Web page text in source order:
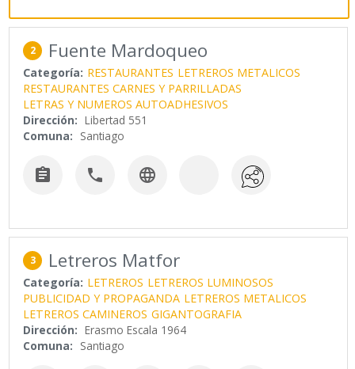
2 Fuente Mardoqueo
Categoría: RESTAURANTES LETREROS METALICOS
RESTAURANTES CARNES Y PARRILLADAS
LETRAS Y NUMEROS AUTOADHESIVOS
Dirección: Libertad 551
Comuna: Santiago
  
3 Letreros Matfor
Categoría: LETREROS LETREROS LUMINOSOS
PUBLICIDAD Y PROPAGANDA LETREROS METALICOS
LETREROS CAMINEROS GIGANTOGRAFIA
Dirección: Erasmo Escala 1964
Comuna: Santiago